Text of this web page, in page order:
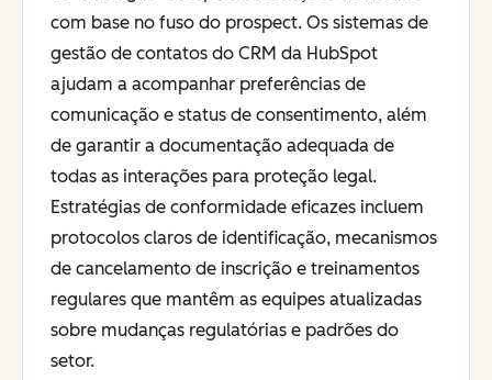
com base no fuso do prospect. Os sistemas de
gestão de contatos do CRM da HubSpot
ajudam a acompanhar preferências de
comunicação e status de consentimento, além
de garantir a documentação adequada de
todas as interações para proteção legal.
Estratégias de conformidade eficazes incluem
protocolos claros de identificação, mecanismos
de cancelamento de inscrição e treinamentos
regulares que mantêm as equipes atualizadas
sobre mudanças regulatórias e padrões do
setor.